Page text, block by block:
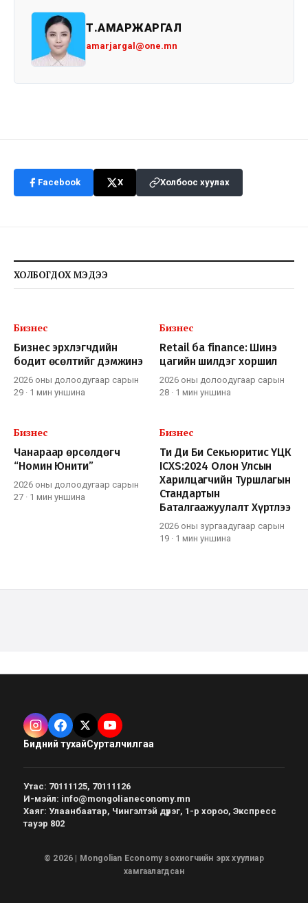
Т.АМАРЖАРГАЛ
amarjargal@one.mn
Facebook X Холбоос хуулах
ХОЛБОГДОХ МЭДЭЭ
Бизнес
Бизнес эрхлэгчдийн
бодит өсөлтийг дэмжинэ
2026 оны долоодугаар сарын
29 · 1 мин уншина
Бизнес
Retail ба finance: Шинэ
цагийн шилдэг хоршил
2026 оны долоодугаар сарын
28 · 1 мин уншина
Бизнес
Чанараар өрсөлдөгч
“Номин Юнити”
2026 оны долоодугаар сарын
27 · 1 мин уншина
Бизнес
Ти Ди Би Секьюритис ҮЦК
ICXS:2024 Олон Улсын
Харилцагчийн Туршлагын
Стандартын
Баталгаажуулалт Хүртлээ
2026 оны зургаадугаар сарын
19 · 1 мин уншина
Бидний тухайСурталчилгаа
Утас: 70111125, 70111126
И-мэйл: info@mongolianeconomy.mn
Хаяг: Улаанбаатар, Чингэлтэй дүүрэг, 1-р хороо, Экспресс
тауэр 802
© 2026 | Mongolian Economy зохиогчийн эрх хуулиар
хамгаалагдсан